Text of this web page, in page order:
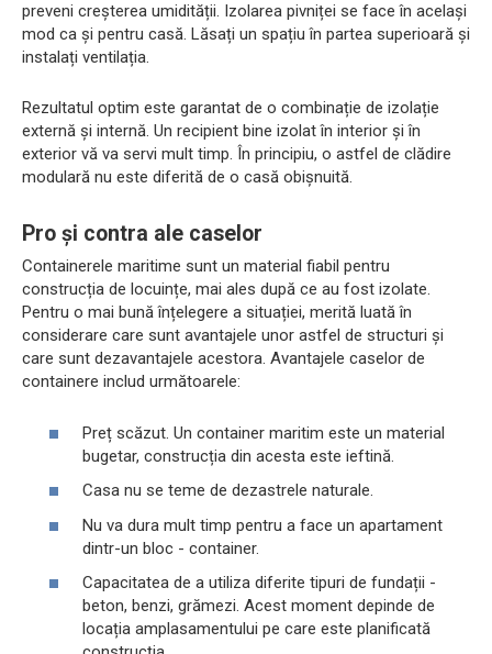
preveni creșterea umidității. Izolarea pivniței se face în același
mod ca și pentru casă. Lăsați un spațiu în partea superioară și
instalați ventilația.
Rezultatul optim este garantat de o combinație de izolație
externă și internă. Un recipient bine izolat în interior și în
exterior vă va servi mult timp. În principiu, o astfel de clădire
modulară nu este diferită de o casă obișnuită.
Pro și contra ale caselor
Containerele maritime sunt un material fiabil pentru
construcția de locuințe, mai ales după ce au fost izolate.
Pentru o mai bună înțelegere a situației, merită luată în
considerare care sunt avantajele unor astfel de structuri și
care sunt dezavantajele acestora. Avantajele caselor de
containere includ următoarele:
Preț scăzut. Un container maritim este un material
bugetar, construcția din acesta este ieftină.
Casa nu se teme de dezastrele naturale.
Nu va dura mult timp pentru a face un apartament
dintr-un bloc - container.
Capacitatea de a utiliza diferite tipuri de fundații -
beton, benzi, grămezi. Acest moment depinde de
locația amplasamentului pe care este planificată